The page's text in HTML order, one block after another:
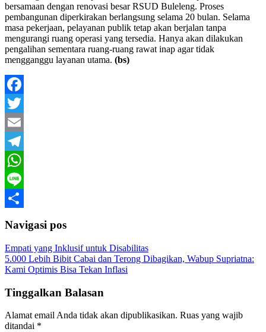
bersamaan dengan renovasi besar RSUD Buleleng. Proses
pembangunan diperkirakan berlangsung selama 20 bulan. Selama
masa pekerjaan, pelayanan publik tetap akan berjalan tanpa
mengurangi ruang operasi yang tersedia. Hanya akan dilakukan
pengalihan sementara ruang-ruang rawat inap agar tidak
mengganggu layanan utama. (bs)
Facebook
Twitter
Email
Telegram
WhatsApp
Line
Navigasi pos
Empati yang Inklusif untuk Disabilitas
5.000 Lebih Bibit Cabai dan Terong Dibagikan, Wabup Supriatna:
Kami Optimis Bisa Tekan Inflasi
Tinggalkan Balasan
Alamat email Anda tidak akan dipublikasikan. Ruas yang wajib
ditandai *